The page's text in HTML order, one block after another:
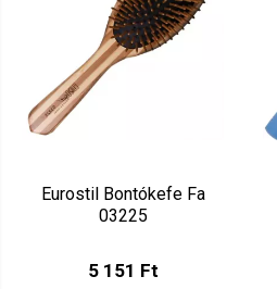
Eurostil Bontókefe Fa
03225
5 151 Ft